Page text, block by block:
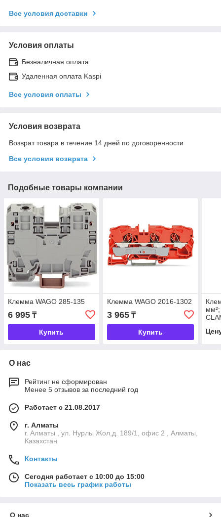
Все условия доставки
Условия оплаты
Безналичная оплата
Удаленная оплата Kaspi
Все условия оплаты
Условия возврата
Возврат товара в течение 14 дней по договоренности
Все условия возврата
Подобные товары компании
Клемма WAGO 285-135
6 995 ₸
Купить
Клемма WAGO 2016-1302
3 965₸
Купить
О нас
Рейтинг не сформирован
Менее 5 отзывов за последний год
Работает с 21.08.2017
г. Алматы
г. Алматы , ул. Нурлы Жол,д. 189/1, офис 2 , Алматы,
Казахстан
Контакты
Сегодня работает с 10:00 до 15:00
Показать весь график работы
О нас